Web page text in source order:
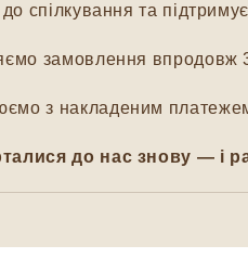
спілкування та
замовлення впродовж
з накладеним
до нас знову — і